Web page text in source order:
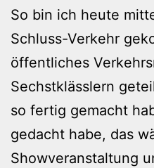
So bin ich heute
Schluss-Verkehr
öffentliches
Sechstklässlern
so fertig gemacht
gedacht habe, das
Showveranstaltung